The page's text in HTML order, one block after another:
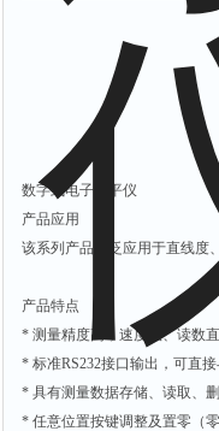
数字式电子水平仪
产品应用
该系列产品广泛应用于直线度
产品特点
* 测量精度高，速度快、读数
* 标准RS232接口输出，可直
* 具有测量数据存储、读取、
* 任意位置按键调整及置零（